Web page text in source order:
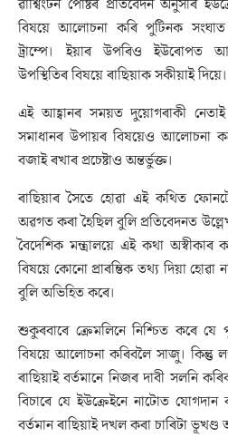
ৱাশ্বিংটন পোষ্টৰ প্ৰতিবেদন অনুসৰি
বিষয়ে আলোচনা কৰি পুটিনক সংঘাত
ট্ৰাম্পে। ইয়াৰ উপৰিও ইউৰোপত
উপস্থিতিৰ বিষয়ে ৰাছিয়াক সকীয়াই দিয়ে।
এই আহ্বানৰ সময়ত দুয়োগৰাকী
সমাধানৰ উপায়ৰ বিষয়েও আলোচনা
বজাই ৰখাৰ প্ৰচেষ্টাও অন্তৰ্ভুক্ত।
ৰাছিয়াৰ সৈতে হোৱা এই কথিত
অৱগত কৰা হৈছিল বুলি প্ৰতিবেদনত
বৈদেশিক মন্ত্ৰালয়ে এই কথা
বিষয়ে কোনো প্ৰাৰম্ভিক তথ্য দিয়া
বুলি অভিহিত কৰে।
শুকুৰবাৰে ক্ৰেমলিনে নিশ্চিত কৰে যে
বিষয়ে আলোচনা কৰিবলৈ সাজু। কিন্তু
ৰাছিয়াই বৰ্তমানে নিজৰ দাবী সলনি
বিচাৰে যে ইউক্ৰেইনে নাটোত যোগদান
বৰ্তমান ৰাছিয়াই দখল কৰা চাৰিটা